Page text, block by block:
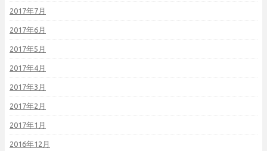
2017年7月
2017年6月
2017年5月
2017年4月
2017年3月
2017年2月
2017年1月
2016年12月